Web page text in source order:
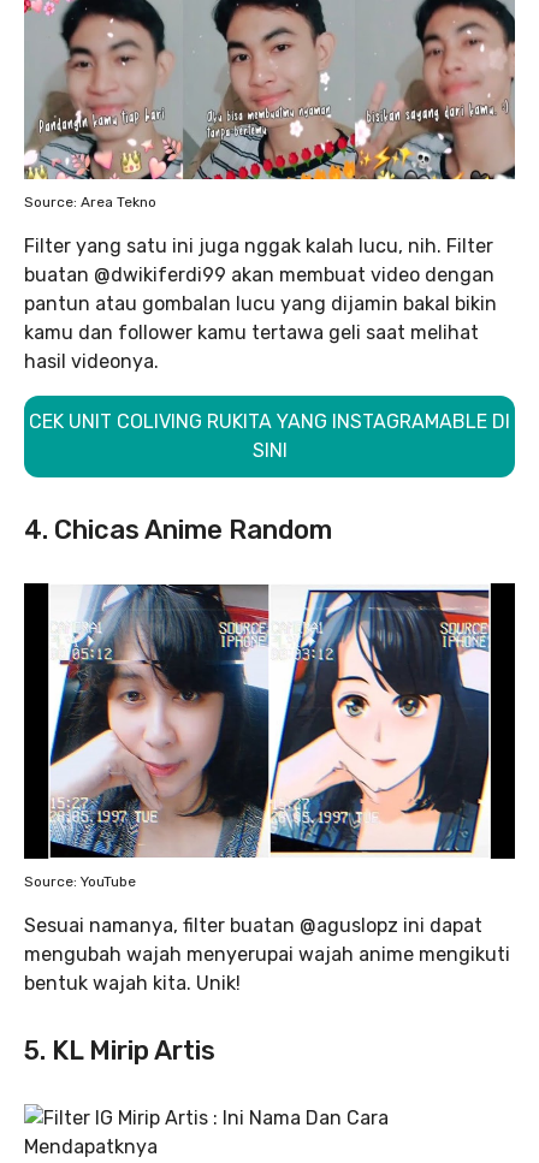
Source: Area Tekno
Filter yang satu ini juga nggak kalah lucu, nih. Filter
buatan @dwikiferdi99 akan membuat video dengan
pantun atau gombalan lucu yang dijamin bakal bikin
kamu dan follower kamu tertawa geli saat melihat
hasil videonya.
CEK UNIT COLIVING RUKITA YANG INSTAGRAMABLE DI
SINI
4. Chicas Anime Random
Source: YouTube
Sesuai namanya, filter buatan @aguslopz ini dapat
mengubah wajah menyerupai wajah anime mengikuti
bentuk wajah kita. Unik!
5. KL Mirip Artis